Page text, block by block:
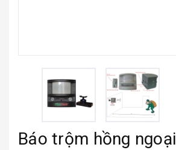
Báo trộm hồng ngoại